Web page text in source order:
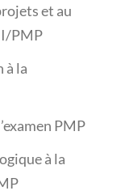
et au
PMP
à la
PMP
à la